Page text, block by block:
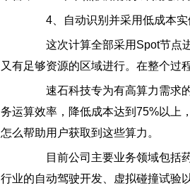
4、自动识别并采用低成本实
这次计算全部采用Spot节点进
又有足够资源的区域进行。在整个过
速石科技专为有高算力需求的
务运算效率，降低成本达到75%以上
怎么帮助用户获取到这些算力。
目前公司主要业务领域包括药
行业的自动驾驶开发、虚拟碰撞试验